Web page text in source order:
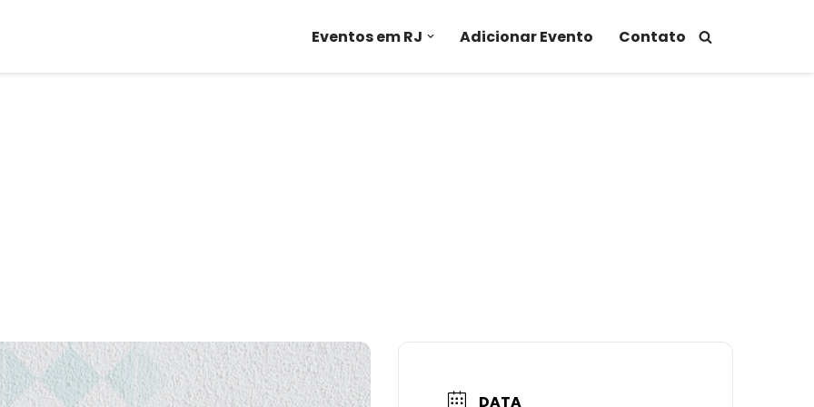
Eventos em RJ Adicionar Evento Contato
DATA